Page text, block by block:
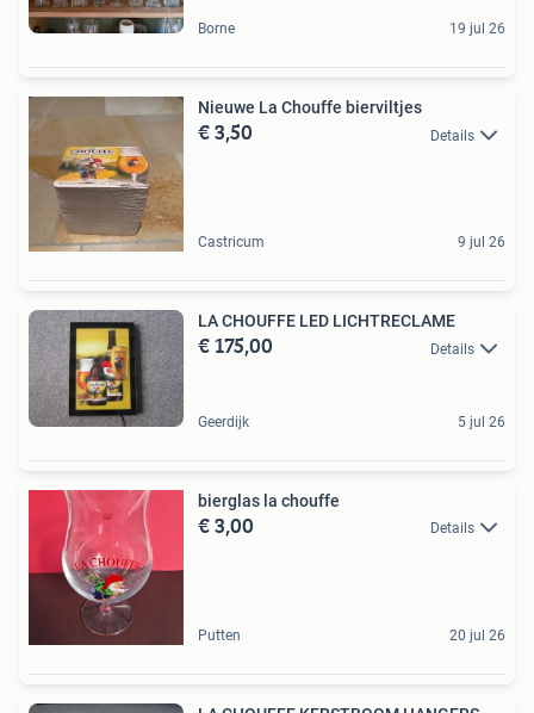
Borne 19 jul 26
Nieuwe La Chouffe bierviltjes
€ 3,50 Details
Castricum 9 jul 26
LA CHOUFFE LED LICHTRECLAME
€ 175,00 Details
Geerdijk 5 jul 26
bierglas la chouffe
€ 3,00 Details
Putten 20 jul 26